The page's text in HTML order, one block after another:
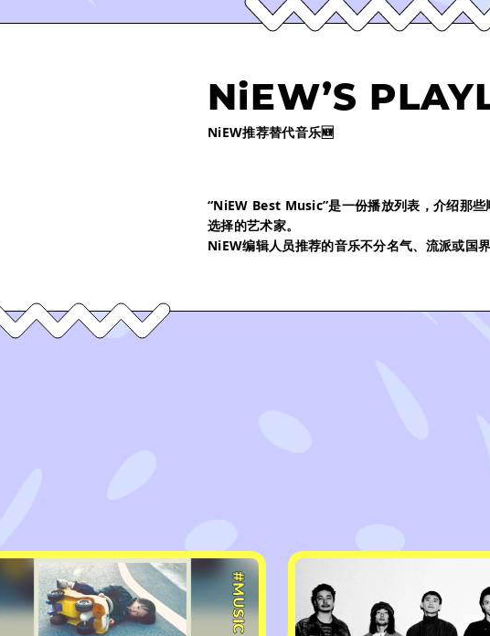
NiEW’S
NiEW推荐替代音乐🆕
“NiEW Best Music”是一份播放列表，介绍那
选择的艺术家。
NiEW编辑人员推荐的音乐不分名气、流派或国
#MUSIC